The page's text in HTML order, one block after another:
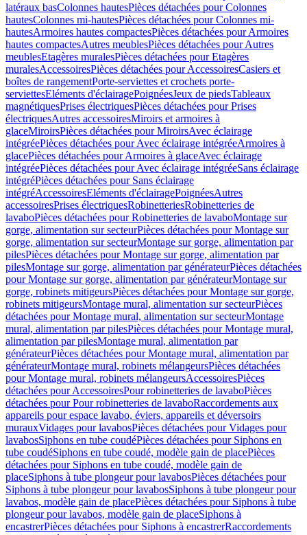
latéraux basColonnes hautesPièces détachées pour Colonnes
hautesColonnes mi-hautesPièces détachées pour Colonnes mi-
hautesArmoires hautes compactesPièces détachées pour Armoires
hautes compactesAutres meublesPièces détachées pour Autres
meublesEtagères muralesPièces détachées pour Etagères
muralesAccessoiresPièces détachées pour AccessoiresCasiers et
boîtes de rangementPorte-serviettes et crochets porte-
serviettesEléments d'éclairagePoignéesJeux de piedsTableaux
magnétiquesPrises électriquesPièces détachées pour Prises
électriquesAutres accessoiresMiroirs et armoires à
glaceMiroirsPièces détachées pour MiroirsAvec éclairage
intégréePièces détachées pour Avec éclairage intégréeArmoires à
glacePièces détachées pour Armoires à glaceAvec éclairage
intégréePièces détachées pour Avec éclairage intégréeSans éclairage
intégréPièces détachées pour Sans éclairage
intégréAccessoiresEléments d'éclairagePoignéesAutres
accessoiresPrises électriquesRobinetteriesRobinetteries de
lavaboPièces détachées pour Robinetteries de lavaboMontage sur
gorge, alimentation sur secteurPièces détachées pour Montage sur
gorge, alimentation sur secteurMontage sur gorge, alimentation par
pilesPièces détachées pour Montage sur gorge, alimentation par
pilesMontage sur gorge, alimentation par générateurPièces détachées
pour Montage sur gorge, alimentation par générateurMontage sur
gorge, robinets mitigeursPièces détachées pour Montage sur gorge,
robinets mitigeursMontage mural, alimentation sur secteurPièces
détachées pour Montage mural, alimentation sur secteurMontage
mural, alimentation par pilesPièces détachées pour Montage mural,
alimentation par pilesMontage mural, alimentation par
générateurPièces détachées pour Montage mural, alimentation par
générateurMontage mural, robinets mélangeursPièces détachées
pour Montage mural, robinets mélangeursAccessoiresPièces
détachées pour AccessoiresPour robinetteries de lavaboPièces
détachées pour Pour robinetteries de lavaboRaccordements aux
appareils pour espace lavabo, éviers, appareils et déversoirs
murauxVidages pour lavabosPièces détachées pour Vidages pour
lavabosSiphons en tube coudéPièces détachées pour Siphons en
tube coudéSiphons en tube coudé, modèle gain de placePièces
détachées pour Siphons en tube coudé, modèle gain de
placeSiphons à tube plongeur pour lavabosPièces détachées pour
Siphons à tube plongeur pour lavabosSiphons à tube plongeur pour
lavabos, modèle gain de placePièces détachées pour Siphons à tube
plongeur pour lavabos, modèle gain de placeSiphons à
encastrerPièces détachées pour Siphons à encastrerRaccordements